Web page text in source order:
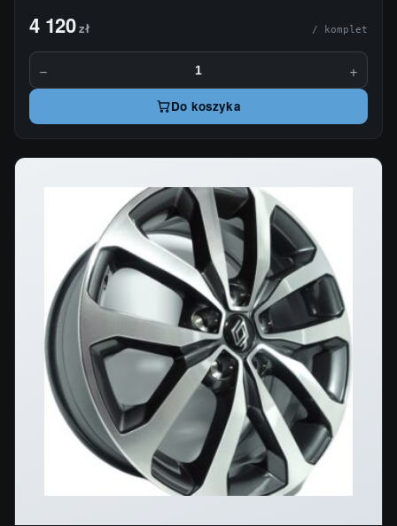
4 120zł / komplet
− +
Do koszyka